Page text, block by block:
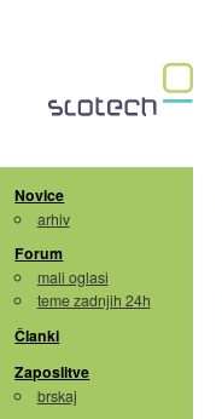
Novice
arhiv
Forum
mali oglasi
teme zadnjih 24h
Članki
Zaposlitve
brskaj